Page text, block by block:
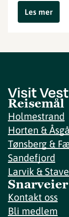
Les mer
Reisemål
Holmestrand
Horten &
Tønsberg &
Sandefjord
Larvik &
Snarveier
Kontakt oss
Bli medlem